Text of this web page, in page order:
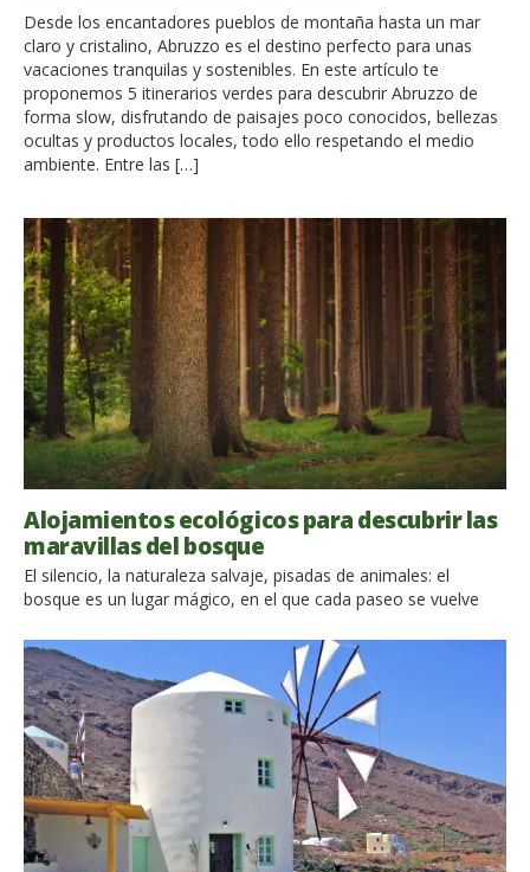
Desde los encantadores pueblos de montaña hasta un mar
claro y cristalino, Abruzzo es el destino perfecto para unas
vacaciones tranquilas y sostenibles. En este artículo te
proponemos 5 itinerarios verdes para descubrir Abruzzo de
forma slow, disfrutando de paisajes poco conocidos, bellezas
ocultas y productos locales, todo ello respetando el medio
ambiente. Entre las […]
Alojamientos ecológicos para descubrir las
maravillas del bosque
El silencio, la naturaleza salvaje, pisadas de animales: el
bosque es un lugar mágico, en el que cada paseo se vuelve
alojamientos ecológicos situados en lo más profundo del
bosque y dormir rodeados de naturaleza nos redescubre, nos
ayuda a encontrar un bienestar perdido, una profunda
conexión con […]